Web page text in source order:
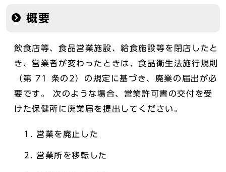
概要
飲食店等、食品営業施設、給食施設等を閉店したと
き、営業者が変わったときは、食品衛生法施行規則
（第 71 条の2）の規定に基づき、廃業の届出が必
要です。 次のような場合、営業許可書の交付を受
けた保健所に廃業届を提出してください。
営業を廃止した
営業所を移転した